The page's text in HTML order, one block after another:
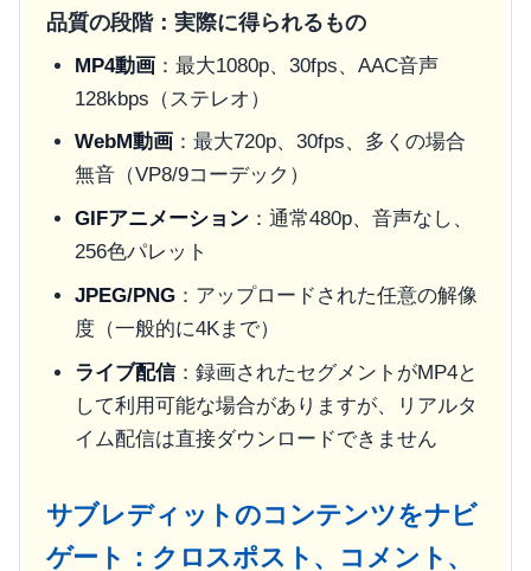
品質の段階：実際に得られるもの
MP4動画：最大1080p、30fps、AAC音声
128kbps（ステレオ）
WebM動画 ：最大720p、30fps、多くの場合
無音（VP8/9コーデック）
GIFアニメーション：通常480p、音声なし、
256色パレット
JPEG/PNG：アップロードされた任意の解像
度（一般的に4Kまで）
ライブ配信：録画されたセグメントがMP4と
して利用可能な場合がありますが、リアルタ
イム配信は直接ダウンロードできません
サブレディットのコンテンツをナビ
ゲート：クロスポスト、コメント、